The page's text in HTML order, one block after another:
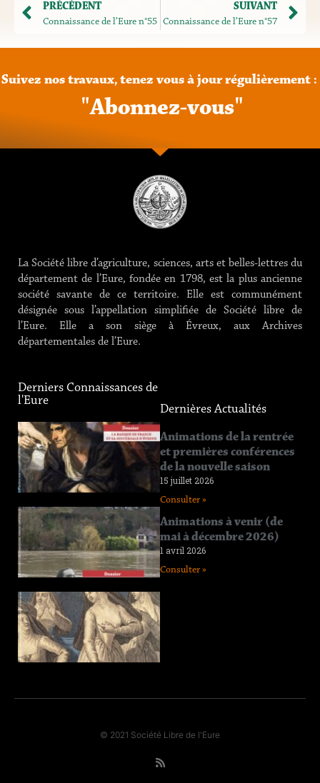
PRÉCÉDENT
Connaissance de l’Eure n°55
SUIVANT
Connaissance de l’Eure n°57
Suivez nos travaux, tenez vous à jour régulièrement :
"Abonnez-vous"
La Société libre d’agriculture, sciences, arts et belles-lettres du
département de l’Eure, fondée en 1798, est la plus ancienne
société savante de ce territoire. Elle est communément
désignée sous l’appellation simplifiée de Société libre de
l’Eure. Elle a son siège à Évreux, aux Archives
départementales de l’Eure.
Derniers Connaissances de
l'Eure
Connaissance
de l’Eure
n°219
12 juin 2026
de l’Eure
n°218
11 avril 2026
Dernières Actualités
Animations de la rentrée
et premières conférences
de la nouvelle saison
15 juillet 2026
Consulter »
Animations à venir (de
mai à décembre 2026)
1 avril 2026
Consulter »
© 2021 Société Libre de l'Eure